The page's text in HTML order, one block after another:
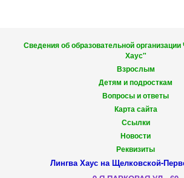
Сведения об образовательной
Хаус"
Взрослым
Детям и подросткам
Вопросы и ответы
Карта сайта
Ссылки
Новости
Реквизиты
Лингва Хаус на Щелковской-